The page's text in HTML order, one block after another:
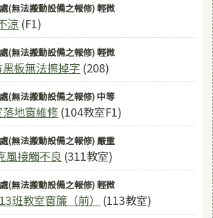
(無法搬動設備之報修) 輕微
涼 (F1)
(無法搬動設備之報修) 輕微
板無法擦掉字 (208)
(無法搬動設備之報修) 中等
地窗維修 (104教室F1)
(無法搬動設備之報修) 嚴重
風接觸不良 (311教室)
(無法搬動設備之報修) 輕微
班教室窗簾（前） (113教室)